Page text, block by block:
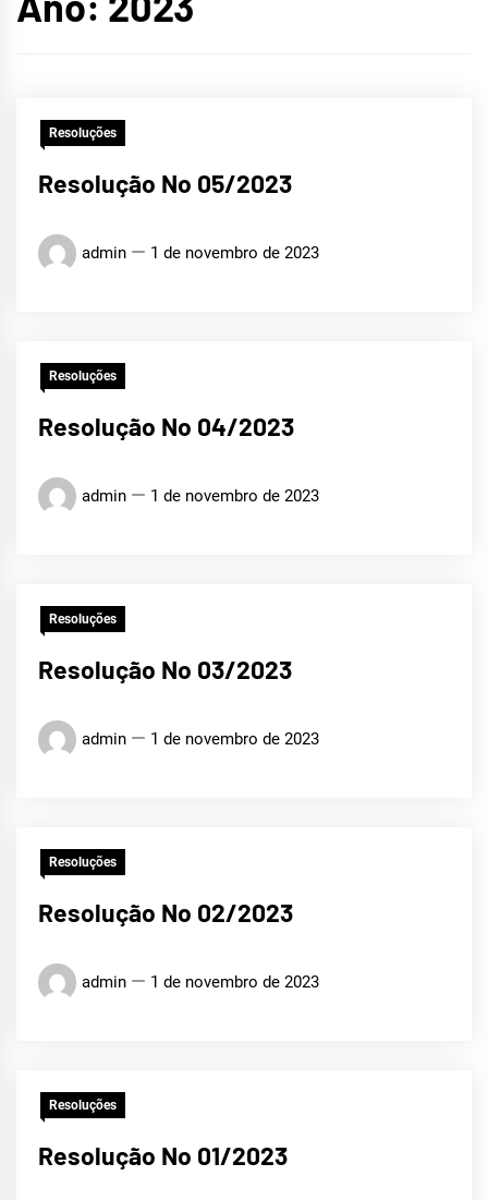
Resoluções
Resolução No 05/2023
admin 1 de novembro de 2023
Resoluções
Resolução No 04/2023
admin 1 de novembro de 2023
Resoluções
Resolução No 03/2023
admin 1 de novembro de 2023
Resoluções
Resolução No 02/2023
admin 1 de novembro de 2023
Resoluções
Resolução No 01/2023